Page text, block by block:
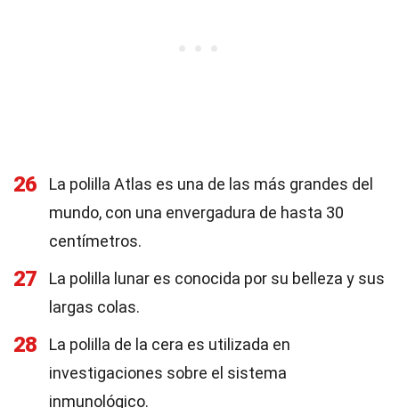
26
La polilla Atlas es una de las más grandes del
mundo, con una envergadura de hasta 30
centímetros.
27
La polilla lunar es conocida por su belleza y sus
largas colas.
28
La polilla de la cera es utilizada en
investigaciones sobre el sistema
inmunológico.